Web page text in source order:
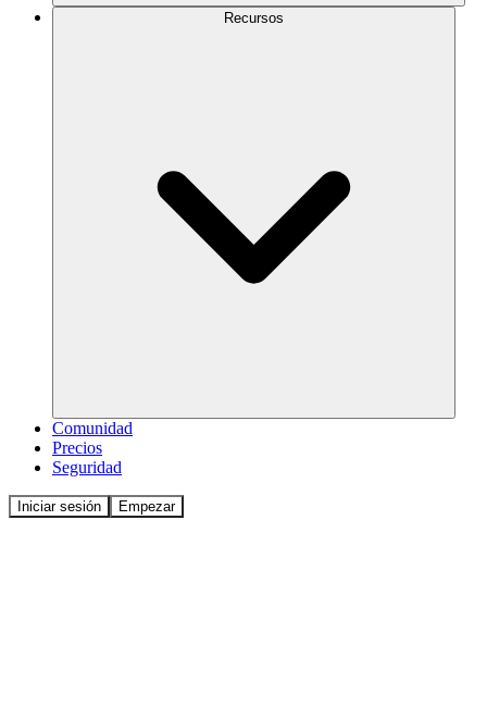
Recursos
Comunidad
Precios
Seguridad
Iniciar sesión Empezar